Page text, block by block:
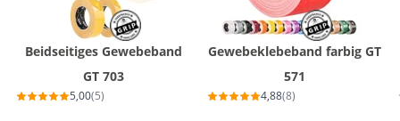
Beidseitiges Gewebeband
GT 703
5,00(5)
Gewebeklebeband farbig GT
571
4,88(8)